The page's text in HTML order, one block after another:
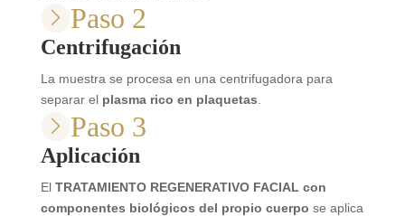
Paso 2
Centrifugación
La muestra se procesa en una centrifugadora para
separar el plasma rico en plaquetas
Paso 3
Aplicación
El TRATAMIENTO REGENERATIVO FACIAL con
componentes biológicos del propio cuerpo se aplica